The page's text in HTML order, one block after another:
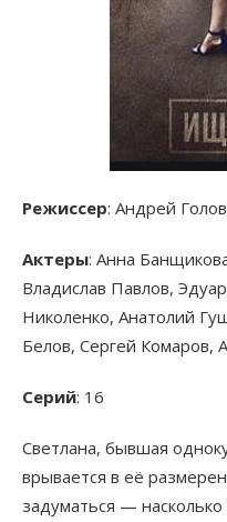
Режиссер: Андрей
Актеры: Анна
Владислав Павлов,
Николенко, Анатолий
Белов, Сергей Комаров,
Серий: 16
Светлана, бывшая
врывается в её
задуматься —